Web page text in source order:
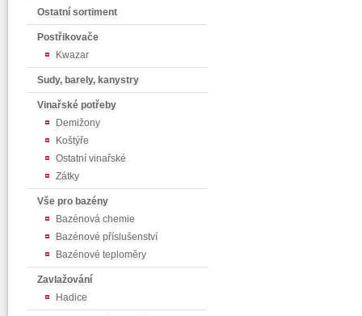
Ostatní sortiment
Postřikovače
Kwazar
Sudy, barely, kanystry
Vinařské potřeby
Demižony
Koštýře
Ostatní vinařské
Zátky
Vše pro bazény
Bazénová chemie
Bazénové příslušenství
Bazénové teploměry
Zavlažování
Hadice